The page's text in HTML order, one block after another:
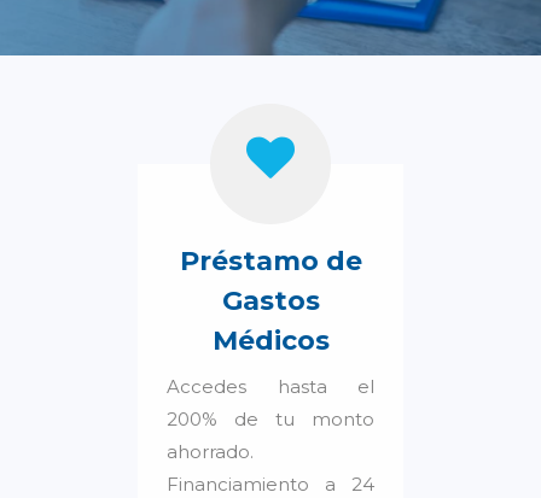
Préstamo de
Gastos
Médicos
Accedes hasta el
200% de tu monto
ahorrado.
Financiamiento a 24